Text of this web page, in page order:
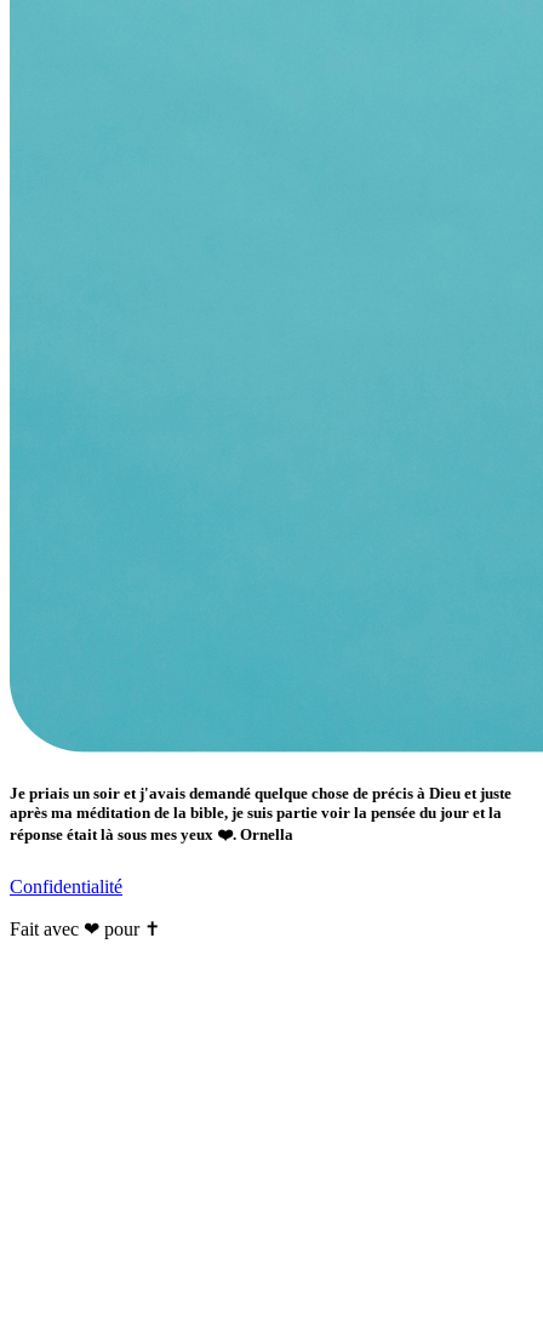
Je priais un soir et j'avais demandé quelque chose de précis à Dieu et juste
après ma méditation de la bible, je suis partie voir la pensée du jour et la
réponse était là sous mes yeux ❤️. Ornella
Confidentialité
Fait avec ❤ pour ✝️️